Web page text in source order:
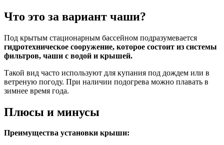
Что это за вариант чаши?
Под крытым стационарным бассейном подразумевается
гидротехническое сооружение, которое состоит из системы
фильтров, чаши с водой и крышей.
Такой вид часто используют для купания под дождем или в
ветреную погоду. При наличии подогрева можно плавать в
зимнее время года.
Плюсы и минусы
Преимущества установки крыши: